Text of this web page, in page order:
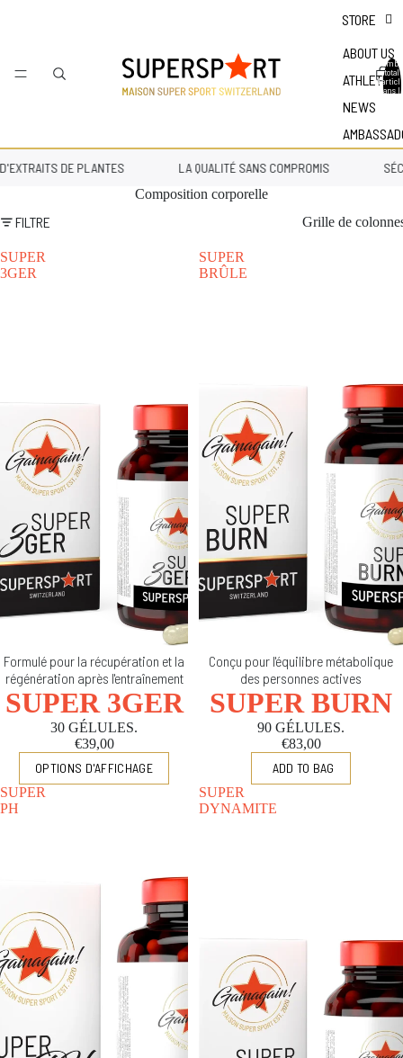
STORE
ABOUT US
ATHLETES
NEWS
total
dans
DE PLANTES LA QUALITÉ SANS COMPROMIS
Composition corporelle
FILTRE Grille de
SUPER
3GER
Formulé pour la récupération et la
régénération après l'entraînement
SUPER 3GER
30 GÉLULES.
€39,00
OPTIONS D'AFFICHAGE
SUPER
BRÛLE
Conçu pour l'équilibre métabolique
des personnes actives
SUPER BURN
90 GÉLULES.
€83,00
SUPER
PH
SUPER
DYNAMITE